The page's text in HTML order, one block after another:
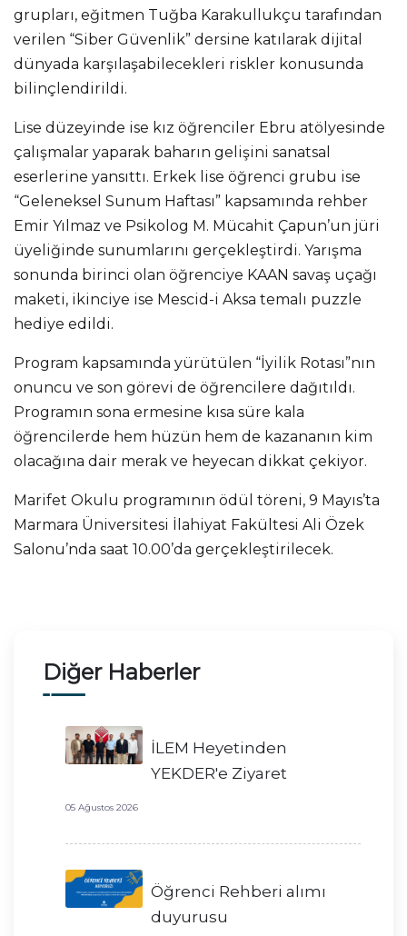
grupları, eğitmen Tuğba Karakullukçu tarafından
verilen “Siber Güvenlik” dersine katılarak dijital
dünyada karşılaşabilecekleri riskler konusunda
bilinçlendirildi.
Lise düzeyinde ise kız öğrenciler Ebru atölyesinde
çalışmalar yaparak baharın gelişini sanatsal
eserlerine yansıttı. Erkek lise öğrenci grubu ise
“Geleneksel Sunum Haftası” kapsamında rehber
Emir Yılmaz ve Psikolog M. Mücahit Çapun’un jüri
üyeliğinde sunumlarını gerçekleştirdi. Yarışma
sonunda birinci olan öğrenciye KAAN savaş uçağı
maketi, ikinciye ise Mescid-i Aksa temalı puzzle
hediye edildi.
Program kapsamında yürütülen “İyilik Rotası”nın
onuncu ve son görevi de öğrencilere dağıtıldı.
Programın sona ermesine kısa süre kala
öğrencilerde hem hüzün hem de kazananın kim
olacağına dair merak ve heyecan dikkat çekiyor.
Marifet Okulu programının ödül töreni, 9 Mayıs’ta
Marmara Üniversitesi İlahiyat Fakültesi Ali Özek
Salonu’nda saat 10.00’da gerçekleştirilecek.
Diğer Haberler
İLEM Heyetinden
YEKDER'e Ziyaret
05 Ağustos 2026
Öğrenci Rehberi alımı
duyurusu